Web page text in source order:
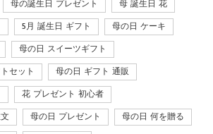
母の誕生日 プレゼント 母 誕生日 花
5月 誕生日 ギフト 母の日 ケーキ
母の日 スイーツギフト
セット 母の日 ギフト 通販
花 プレゼント 初心者
母の日 プレゼント 母の日 何を贈る